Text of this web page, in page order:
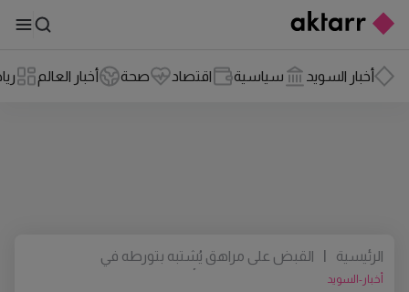
أخبار السويد سياسية اقتصاد صحة أخبار العالم
أخبار-السويد
الرئيسية |
القبض على مراهق يُشتبه بتورطه في